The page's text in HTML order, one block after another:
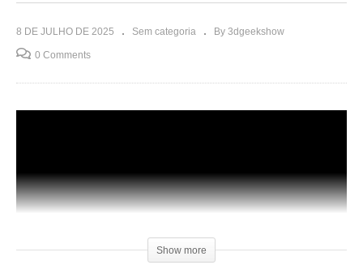
8 DE JULHO DE 2025 Sem categoria By 3dgeekshow
0 Comments
Show more